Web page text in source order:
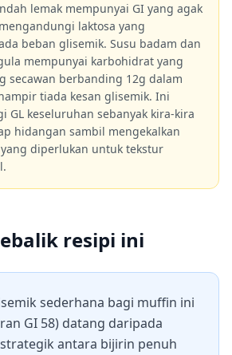
lemak mempunyai GI yang agak
laktosa yang
beban glisemik. Susu badam dan
mempunyai karbohidrat yang
secawan berbanding 12g dalam
tiada kesan glisemik. Ini
GL keseluruhan sebanyak kira-kira
hidangan sambil mengekalkan
diperlukan untuk tekstur
resipi ini
sederhana bagi muffin ini
GI 58) datang daripada
antara bijirin penuh